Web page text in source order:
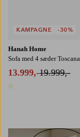
Hanah Home
Sofa med 4 sæder Toscana
13.999,-19.999,-
KAMPAGNE -30%